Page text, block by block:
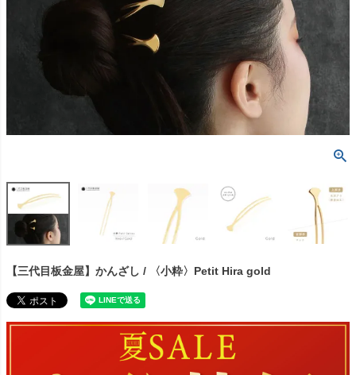
【三代目板金屋】かんざし / 〈小粋〉Petit Hira gold